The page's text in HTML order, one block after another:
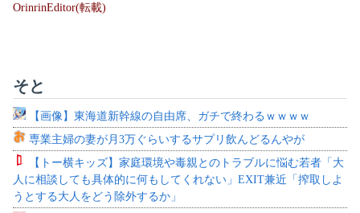
OrinrinEditor(転載)
そと
【画像】東海道新幹線の自由席、ガチで終わるｗｗｗｗ
専業主婦の妻が月3万ぐらいするサプリ飲んどるんやが
【トー横キッズ】家庭環境や毒親とのトラブルに悩む若者「大
人に相談しても具体的に何もしてくれない」EXIT兼近「搾取しよ
うとする大人をどう除外するか」